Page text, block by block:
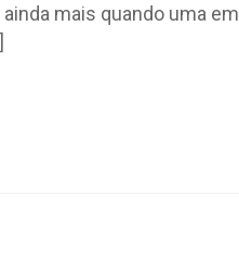
mais quando uma